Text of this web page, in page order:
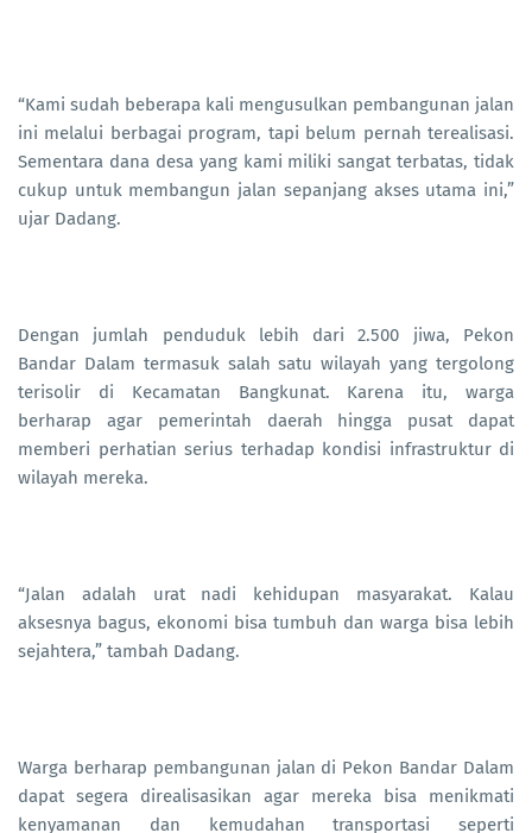
“Kami sudah beberapa kali mengusulkan pembangunan jalan
ini melalui berbagai program, tapi belum pernah terealisasi.
Sementara dana desa yang kami miliki sangat terbatas, tidak
cukup untuk membangun jalan sepanjang akses utama ini,”
ujar Dadang.
Dengan jumlah penduduk lebih dari 2.500 jiwa, Pekon
Bandar Dalam termasuk salah satu wilayah yang tergolong
terisolir di Kecamatan Bangkunat. Karena itu, warga
berharap agar pemerintah daerah hingga pusat dapat
memberi perhatian serius terhadap kondisi infrastruktur di
wilayah mereka.
“Jalan adalah urat nadi kehidupan masyarakat. Kalau
aksesnya bagus, ekonomi bisa tumbuh dan warga bisa lebih
sejahtera,” tambah Dadang.
Warga berharap pembangunan jalan di Pekon Bandar Dalam
dapat segera direalisasikan agar mereka bisa menikmati
kenyamanan dan kemudahan transportasi seperti